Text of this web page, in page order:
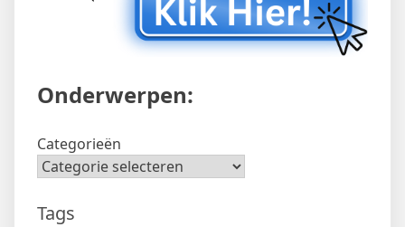
Onderwerpen:
Categorieën
Tags